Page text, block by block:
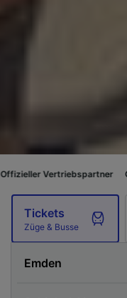
Offizieller
Tickets
Züge & Busse